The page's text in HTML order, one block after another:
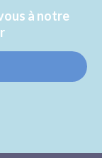
à notre